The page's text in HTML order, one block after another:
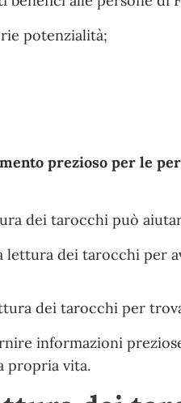
potenzialità;
prezioso per le
dei tarocchi può
dei tarocchi per
dei tarocchi per
informazioni
propria vita.